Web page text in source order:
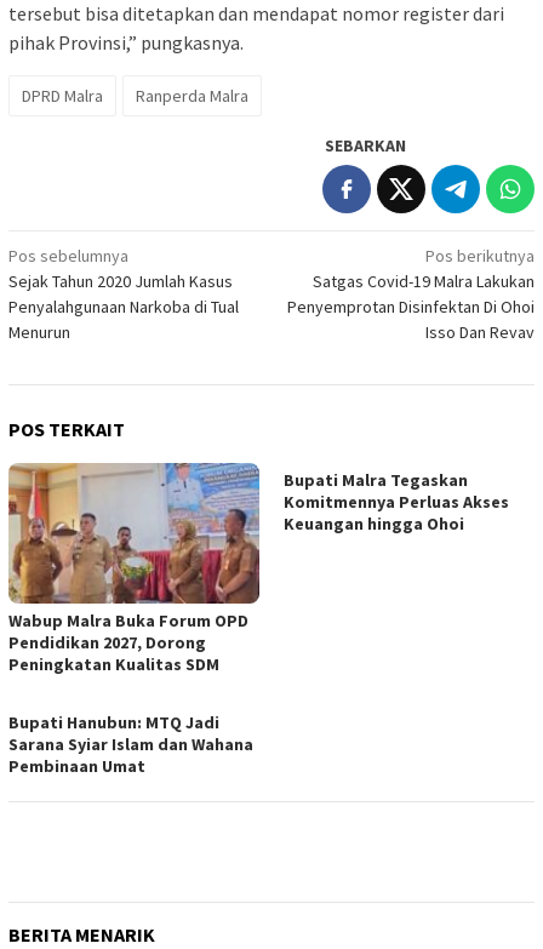
tersebut bisa ditetapkan dan mendapat nomor register dari
pihak Provinsi,” pungkasnya.
DPRD Malra Ranperda Malra
SEBARKAN
Navigasi
pos
Pos sebelumnya
Sejak Tahun 2020 Jumlah Kasus
Penyalahgunaan Narkoba di Tual
Menurun
Pos berikutnya
Satgas Covid-19 Malra Lakukan
Penyemprotan Disinfektan Di Ohoi
Isso Dan Revav
POS TERKAIT
Wabup Malra Buka Forum OPD
Pendidikan 2027, Dorong
Peningkatan Kualitas SDM
Bupati Malra Tegaskan
Komitmennya Perluas Akses
Keuangan hingga Ohoi
Bupati Hanubun: MTQ Jadi
Sarana Syiar Islam dan Wahana
Pembinaan Umat
BERITA MENARIK